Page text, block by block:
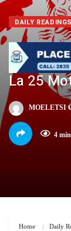
DAILY READINGS
La 25
MOELETSI
4
Home Daily